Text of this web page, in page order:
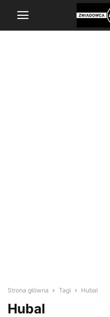
Strona główna Tagi Hubal
Hubal